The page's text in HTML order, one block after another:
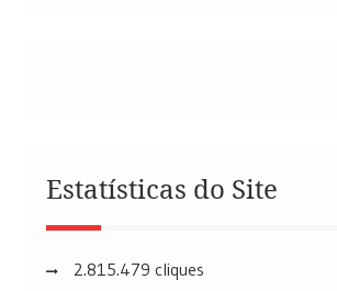
Estatísticas do Site
2.815.479 cliques